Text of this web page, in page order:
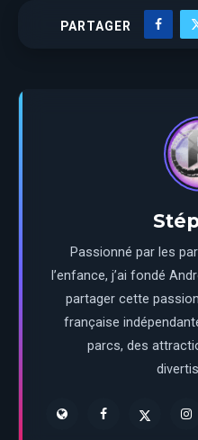
PARTAGER
Passionné par les
l’enfance, j’ai fondé
partager cette
française
parcs, des